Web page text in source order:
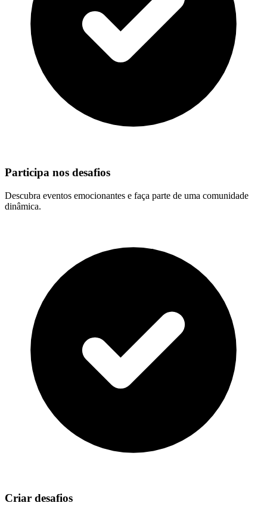
Participa nos desafios
Descubra eventos emocionantes e faça parte de uma comunidade
dinâmica.
Criar desafios